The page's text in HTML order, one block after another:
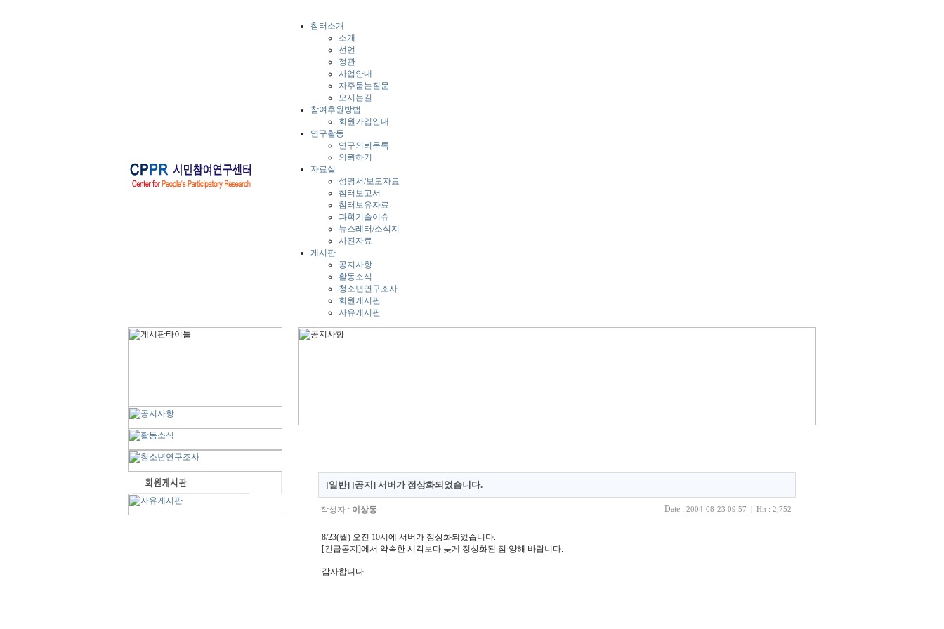
참터소개
소개
선언
정관
사업안내
자주묻는질문
오시는길
참여후원방법
회원가입안내
연구활동
연구의뢰목록
의뢰하기
자료실
성명서/보도자료
참터보고서
참터보유자료
과학기술이슈
뉴스레터/소식지
사진자료
게시판
공지사항
활동소식
청소년연구조사
회원게시판
자유게시판
[일반] [공지] 서버가 정상화되었습니다.
작성자 : 이상동 Date : 2004-08-23 09:57 | Hit : 2,752
8/23(월) 오전 10시에 서버가 정상화되었습니다.
[긴급공지]에서 약속한 시각보다 늦게 정상화된 점 양해 바랍니다.
감사합니다.